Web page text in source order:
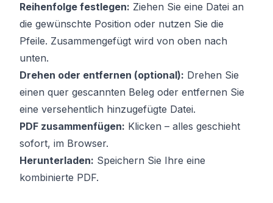
Reihenfolge festlegen: Ziehen Sie eine Datei an
die gewünschte Position oder nutzen Sie die
Pfeile. Zusammengefügt wird von oben nach
unten.
Drehen oder entfernen (optional): Drehen Sie
einen quer gescannten Beleg oder entfernen Sie
eine versehentlich hinzugefügte Datei.
PDF zusammenfügen: Klicken – alles geschieht
sofort, im Browser.
Herunterladen: Speichern Sie Ihre eine
kombinierte PDF.